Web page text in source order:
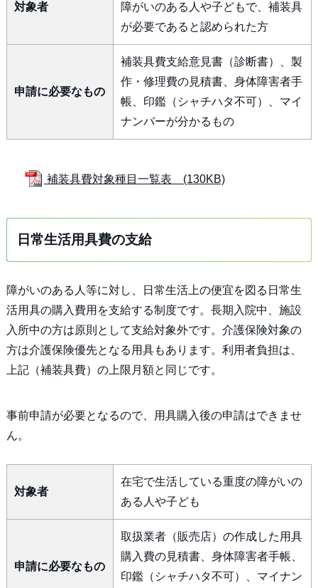
対象者
障がいのある人や子どもで、補装具
が必要であると認められた方
申請に必要なもの
補装具費支給意見書（診断書）、製
作・修理費の見積書、身体障害者手
帳、印鑑（シャチハタ不可）、マイ
ナンバーが分かるもの
補装具費対象種目一覧表 (130KB)
日常生活用具費の支給
障がいのある人等に対し、日常生活上の便宜を図る日常生
活用具の購入費用を支給する制度です。長期入院中、施設
入所中の方は原則として支給対象外です。介護保険対象の
方は介護保険優先となる用具もあります。利用者負担は、
上記（補装具費）の上限月額と同じです。
事前申請が必要となるので、用具購入後の申請はできませ
ん。
対象者
在宅で生活している重度の障がいの
ある人や子ども
申請に必要なもの
取扱業者（販売店）の作成した用具
購入費の見積書、身体障害者手帳、
印鑑（シャチハタ不可）、マイナン